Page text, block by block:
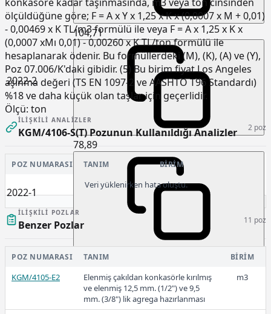
2022-2
104,71
2022-1
78,89
48,44
konkasöre kadar taşınmasında, m3 veya ton cinsinden
ölçüldüğüne göre; F = A x Y x 1,25 x K x (0,0007 x M + 0,01)
- 0,00469 x K TL/m3 formülü ile veya F = A x 1,25 x K x
(0,0007 xMı 0,01) - 0,00260 x K TL/ton formülü ile
hesaplanarak ödenir. Bu formüllerdeki (M), (K), (A) ve (Y),
Poz 07.006/K'daki gibidir. (5) Bu birim fiyat Los Angeles
aşınma değeri (TS EN 1097-2 ve AASHTO T96 Standardı)
%18 ve daha küçük olan taşlar için geçerlidir.
Ölçü: ton
İLIŞKILI ANALIZLER
KGM/4106-S(T) Pozunun Kullanıldığı Analizler 2 poz
POZ NUMARASI TANIM BIRIM
Veri yüklenirken hata oluştu.
İLIŞKILI POZLAR
Benzer Pozlar 11 poz
POZ NUMARASI TANIM BIRIM
KGM/4105-E2
Elenmiş çakıldan konkasörle kırılmış
ve elenmiş 12,5 mm. (1/2") ve 9,5
mm. (3/8") lik agrega hazırlanması
m3